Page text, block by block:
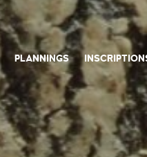
PLANNINGS